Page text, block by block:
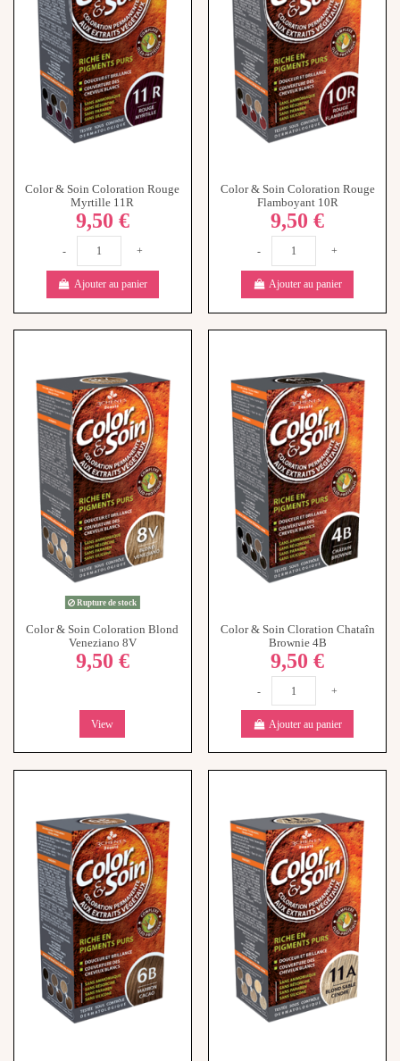
Color & Soin Coloration Rouge
Myrtille 11R
9,50 €
- +
Ajouter au panier
Color & Soin Coloration Rouge
Flamboyant 10R
9,50 €
- +
Ajouter au panier
Rupture de stock
Color & Soin Coloration Blond
Veneziano 8V
9,50 €
View
Color & Soin Cloration Chataîn
Brownie 4B
9,50 €
- +
Ajouter au panier